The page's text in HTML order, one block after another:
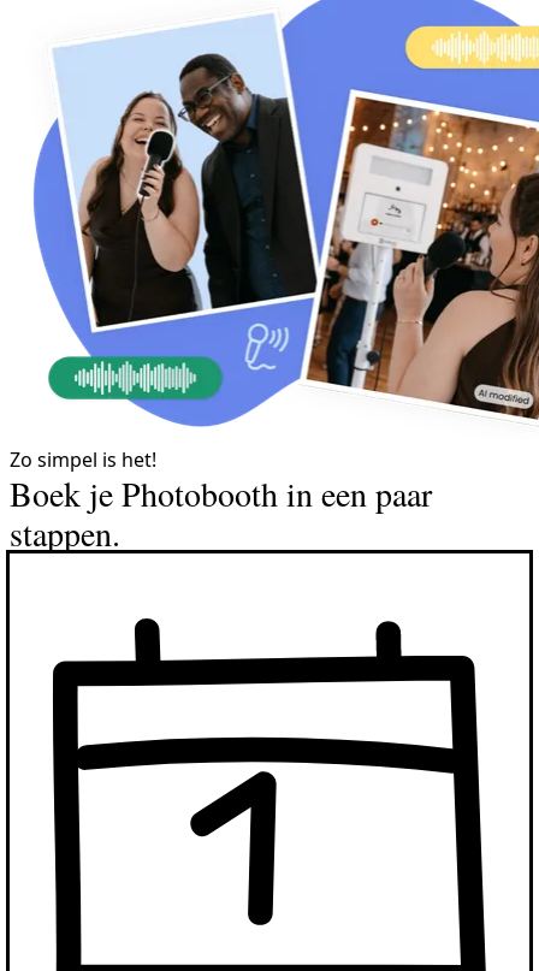
Zo simpel is het!
Boek je Photobooth in een paar
stappen.